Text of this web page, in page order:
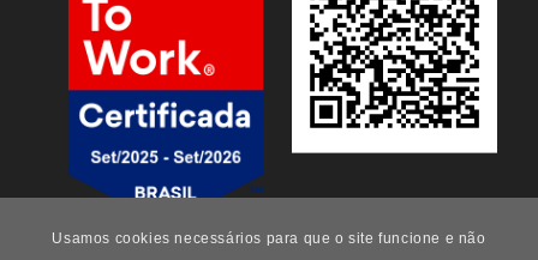
Usamos cookies necessários para que o site funcione e não